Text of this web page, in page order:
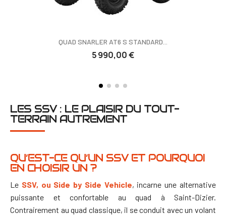
QUAD SNARLER AT6 S STANDARD...
5 990,00 €
LES SSV : LE PLAISIR DU TOUT-
TERRAIN AUTREMENT
QU’EST-CE QU’UN SSV ET POURQUOI
EN CHOISIR UN ?
Le SSV, ou Side by Side Vehicle, incarne une alternative
puissante et confortable au quad à Saint-Dizier.
Contrairement au quad classique, il se conduit avec un volant